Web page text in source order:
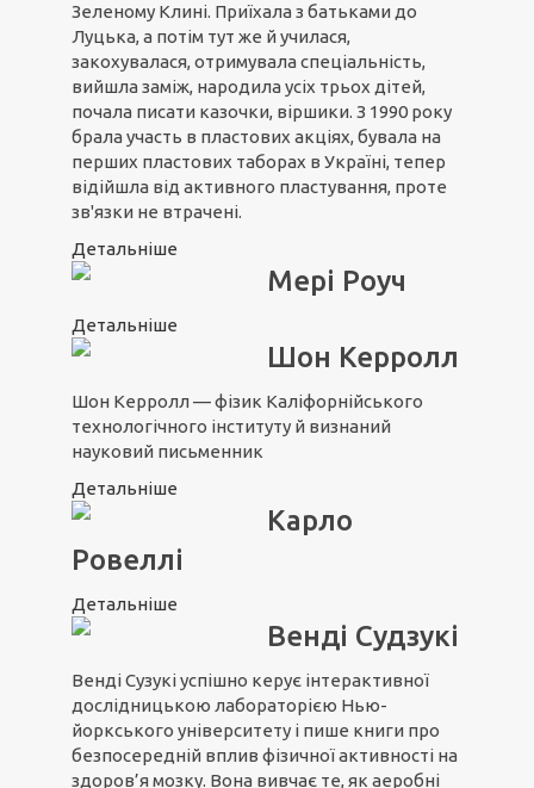
Зеленому Клині. Приїхала з батьками до
Луцька, а потім тут же й училася,
закохувалася, отримувала спеціальність,
вийшла заміж, народила усіх трьох дітей,
почала писати казочки, віршики. З 1990 року
брала участь в пластових акціях, бувала на
перших пластових таборах в Україні, тепер
відійшла від активного пластування, проте
зв'язки не втрачені.
Детальніше
Мері Роуч
Детальніше
Шон Керролл
Шон Керролл — фізик Каліфорнійського
технологічного інституту й визнаний
науковий письменник
Детальніше
Карло
Ровеллі
Детальніше
Венді Судзукі
Венді Сузукі успішно керує інтерактивної
дослідницькою лабораторією Нью-
йоркського університету і пише книги про
безпосередній вплив фізичної активності на
здоров’я мозку. Вона вивчає те, як аеробні